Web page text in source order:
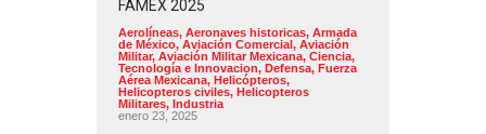
FAMEX 2025
Aerolíneas, Aeronaves historicas, Armada
de México, Aviación Comercial, Aviación
Militar, Aviación Militar Mexicana, Ciencia,
Tecnología e Innovacion, Defensa, Fuerza
Aérea Mexicana, Helicópteros,
Helicopteros civiles, Helicopteros
Militares, Industria
enero 23, 2025